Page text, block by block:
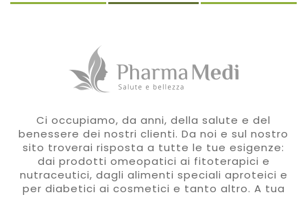
Ci occupiamo, da anni, della salute e del
benessere dei nostri clienti. Da noi e sul nostro
sito troverai risposta a tutte le tue esigenze:
dai prodotti omeopatici ai fitoterapici e
nutraceutici, dagli alimenti speciali aproteici e
per diabetici ai cosmetici e tanto altro. A tua